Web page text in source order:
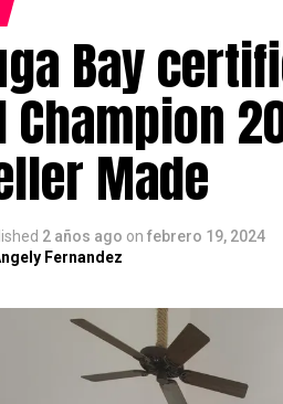
Bay
Champion
Made
2 años ago on febrero 19, 2024
Fernandez